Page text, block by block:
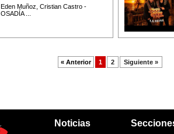
Eden Muñoz, Cristian Castro -
OSADÍA ...
« Anterior 1 2 Siguiente »
Noticias